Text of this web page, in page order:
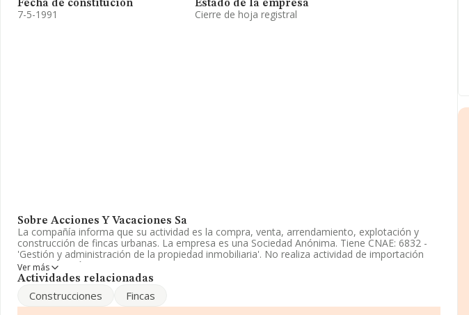
Fecha de constitución
7-5-1991
Estado de la empresa
Cierre de hoja registral
Sobre Acciones Y Vacaciones Sa
La compañía informa que su actividad es la compra, venta, arrendamiento, explotación y
construcción de fincas urbanas. La empresa es una Sociedad Anónima. Tiene CNAE: 6832 -
'Gestión y administración de la propiedad inmobiliaria'. No realiza actividad de importación
y/o exportación.
Diaz Porlier núm. 67, (28006), en el municipio de Madrid, Madrid.
Ver más
Actividades relacionadas
Construcciones Fincas